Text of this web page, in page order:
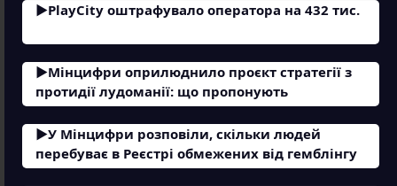
PlayCity оштрафувало оператора на 432 тис.
Мінцифри оприлюднило проєкт стратегії з
протидії лудоманії: що пропонують
У Мінцифри розповіли, скільки людей
перебуває в Реєстрі обмежених від гемблінгу